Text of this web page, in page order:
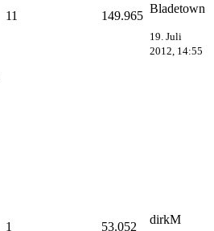
11 149.965
Bladetown
19. Juli
2012, 14:55
1 53.052
dirkM